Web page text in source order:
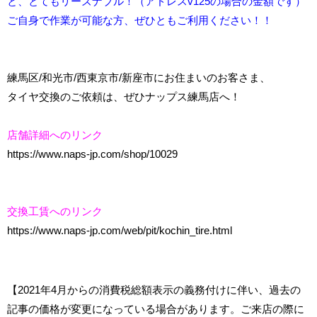
ご自身で作業が可能な方、ぜひともご利用ください！！
練馬区/和光市/西東京市/新座市にお住まいのお客さま、
タイヤ交換のご依頼は、ぜひナップス練馬店へ！
店舗詳細へのリンク
https://www.naps-jp.com/shop/10029
交換工賃へのリンク
https://www.naps-jp.com/web/pit/kochin_tire.html
【2021年4月からの消費税総額表示の義務付けに伴い、過去の
記事の価格が変更になっている場合があります。ご来店の際に